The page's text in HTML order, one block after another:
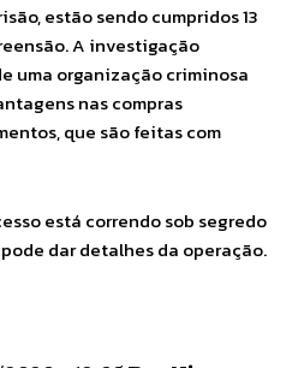
estão sendo cumpridos 13
A investigação
uma organização criminosa
nas compras
que são feitas com
está correndo sob segredo
dar detalhes da operação.